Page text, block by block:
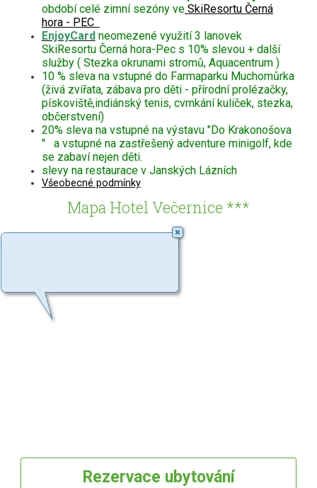
období celé zimní sezóny veSkiResortu Černá
hora - PEC
EnjoyCard neomezené využití 3 lanovek
SkiResortu Černá hora-Pec s 10% slevou + další
služby ( Stezka okrunami stromů, Aquacentrum )
10 % sleva na vstupné do Farmaparku Muchomůrka
(živá zvířata, zábava pro děti - přírodní prolézačky,
pískoviště,indiánský tenis, cvrnkání kuliček, stezka,
občerstvení)
20% sleva na vstupné na výstavu "Do Krakonošova
" a vstupné na zastřešený adventure minigolf, kde
se zabaví nejen děti.
slevy na restaurace v Janských Lázních
Všeobecné podmínky
Mapa Hotel Večernice ***
Rezervace ubytování